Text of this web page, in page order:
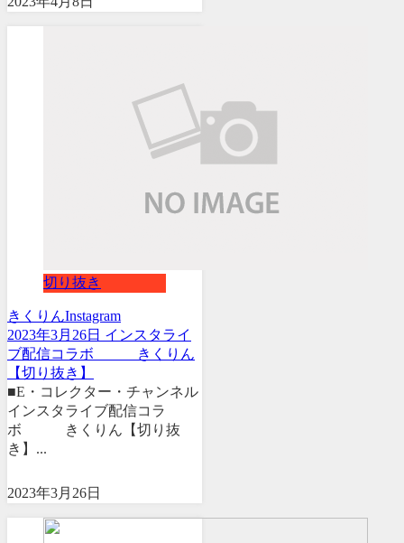
切り抜き
きくりんInstagram
2023年3月26日 インスタライ
ブ配信コラボ きくりん
【切り抜き】
■E・コレクター・チャンネル
インスタライブ配信コラ
ボ きくりん【切り抜
き】...
2023年3月26日